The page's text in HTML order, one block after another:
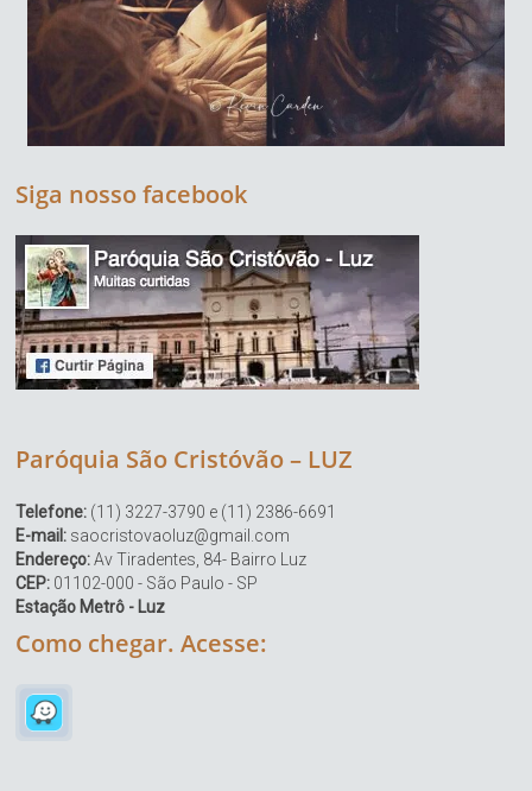
Siga nosso facebook
Paróquia São Cristóvão – LUZ
Telefone: (11) 3227-3790 e (11) 2386-6691
E-mail: saocristovaoluz@gmail.com
Endereço:Av Tiradentes, 84- Bairro Luz
CEP: 01102-000 - São Paulo - SP
Estação Metrô - Luz
Como chegar. Acesse: